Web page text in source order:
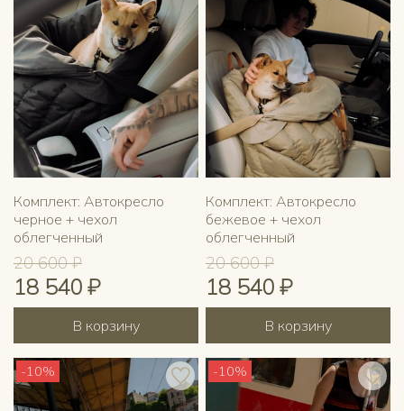
Комплект: Автокресло
черное + чехол
облегченный
20 600 ₽
18 540 ₽
В корзину
Комплект: Автокресло
бежевое + чехол
облегченный
20 600 ₽
18 540 ₽
В корзину
-10% -10%